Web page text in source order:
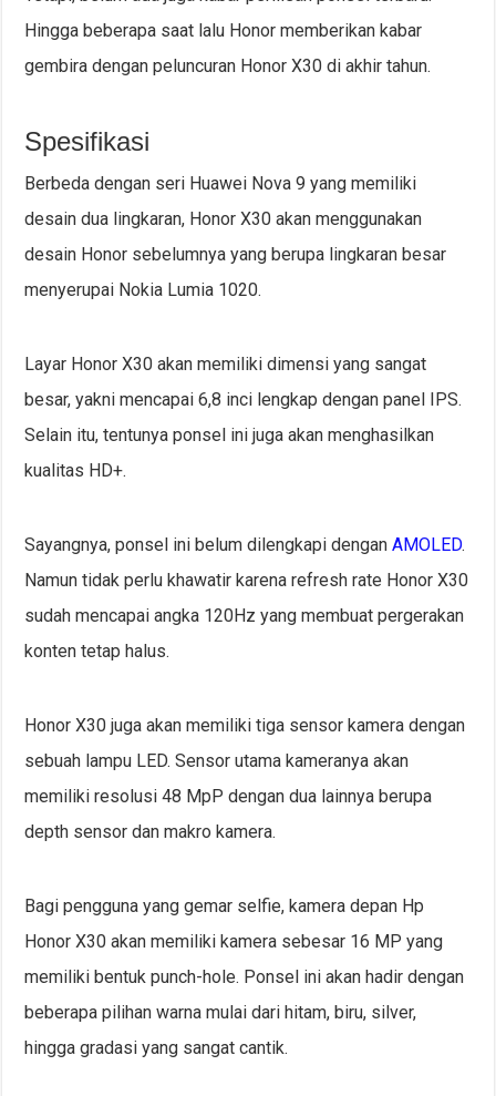
Hingga beberapa saat lalu Honor memberikan kabar
gembira dengan peluncuran Honor X30 di akhir tahun.
Spesifikasi
Berbeda dengan seri Huawei Nova 9 yang memiliki
desain dua lingkaran, Honor X30 akan menggunakan
desain Honor sebelumnya yang berupa lingkaran besar
menyerupai Nokia Lumia 1020.
Layar Honor X30 akan memiliki dimensi yang sangat
besar, yakni mencapai 6,8 inci lengkap dengan panel IPS.
Selain itu, tentunya ponsel ini juga akan menghasilkan
kualitas HD+.
Sayangnya, ponsel ini belum dilengkapi denganAMOLED.
Namun tidak perlu khawatir karena refresh rate Honor X30
sudah mencapai angka 120Hz yang membuat pergerakan
konten tetap halus.
Honor X30 juga akan memiliki tiga sensor kamera dengan
sebuah lampu LED. Sensor utama kameranya akan
memiliki resolusi 48 MpP dengan dua lainnya berupa
depth sensor dan makro kamera.
Bagi pengguna yang gemar selfie, kamera depan Hp
Honor X30 akan memiliki kamera sebesar 16 MP yang
memiliki bentuk punch-hole. Ponsel ini akan hadir dengan
beberapa pilihan warna mulai dari hitam, biru, silver,
hingga gradasi yang sangat cantik.